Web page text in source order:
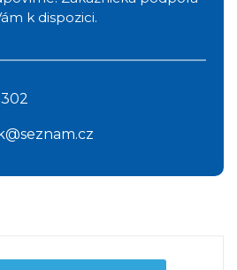
k dispozici.